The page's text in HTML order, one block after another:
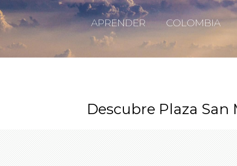
APRENDER COLOMBIA
Descubre Plaza San